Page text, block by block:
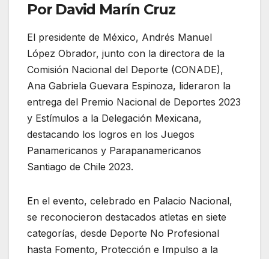
Por David Marín Cruz
El presidente de México, Andrés Manuel
López Obrador, junto con la directora de la
Comisión Nacional del Deporte (CONADE),
Ana Gabriela Guevara Espinoza, lideraron la
entrega del Premio Nacional de Deportes 2023
y Estímulos a la Delegación Mexicana,
destacando los logros en los Juegos
Panamericanos y Parapanamericanos
Santiago de Chile 2023.
En el evento, celebrado en Palacio Nacional,
se reconocieron destacados atletas en siete
categorías, desde Deporte No Profesional
hasta Fomento, Protección e Impulso a la